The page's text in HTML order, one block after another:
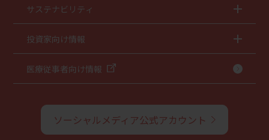
サステナビリティ
投資家向け情報
医療従事者向け情報
ソーシャルメディア公式アカウント